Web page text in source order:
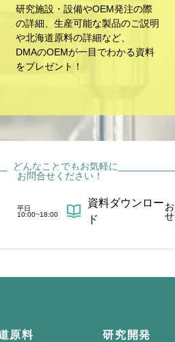
研究施設・設備やOEM発注の際
の詳細、生産可能な製品のご説明
や北海道原料の詳細など、
DMAのOEMが一目でわかる資料
をプレゼント！
どんなことでもお気軽に
お問合せください！
平日
10:00~18:00
資料ダウンロー
ド
せ
原料 研究開発